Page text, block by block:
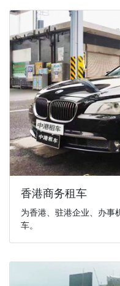
香港商务租车
为香港、驻港企业、办事
车。